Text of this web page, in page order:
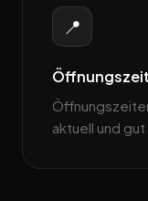
📍
aktuell und